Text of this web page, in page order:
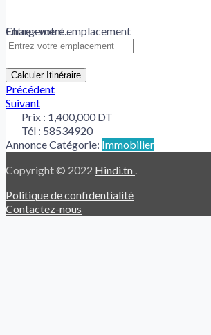
Chargement...
Entrez votre emplacement
Calculer Itinéraire
Précédent
Suivant
Prix : 1,400,000 DT
Tél : 58534920
Annonce Catégorie: Immobilier
Copyright © 2022 Hindi.tn .
Politique de confidentialité
Contactez-nous